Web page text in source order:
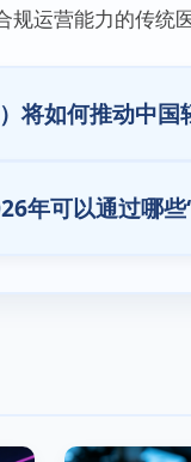
规运营能力的传统
将如何推动中
年可以通过哪